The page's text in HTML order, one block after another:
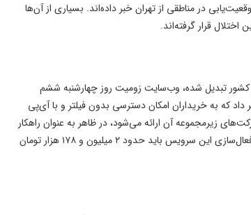
در مناطقی از تهران خبر داده‌اند. بسیاری از آن‌ها
قرار گرفته‌اند.
تبدیل شده، وب‌سایت زومیت روز چهارشنبه ششم
که به خریداران امکان دسترسی بدون فیلتر و با آی‌پی
زیرمجموعه آن ارائه می‌شود، در ظاهر به عنوان راهکار
سازمانی برای کسب‌وکارها معرفی شده است. بر اساس گزارش زومیت، متقاضیان برای فعال‌سازی این سرویس باید حدود ۲ میلیون و ۱۷۸ هزار تومان